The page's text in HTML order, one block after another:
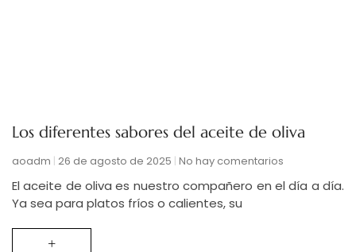
Los diferentes sabores del aceite de oliva
aoadm 26 de agosto de 2025 No hay comentarios
El aceite de oliva es nuestro compañero en el día a día.
Ya sea para platos fríos o calientes, su
+